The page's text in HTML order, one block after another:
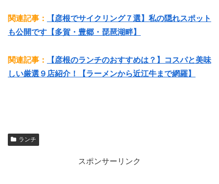
関連記事：
【彦根でサイクリング７選】私の隠れスポット
も公開です【多賀・豊郷・琵琶湖畔】
関連記事：
【彦根のランチのおすすめは？】コスパと美味
しい厳選９店紹介！【ラーメンから近江牛まで網羅】
ランチ
スポンサーリンク